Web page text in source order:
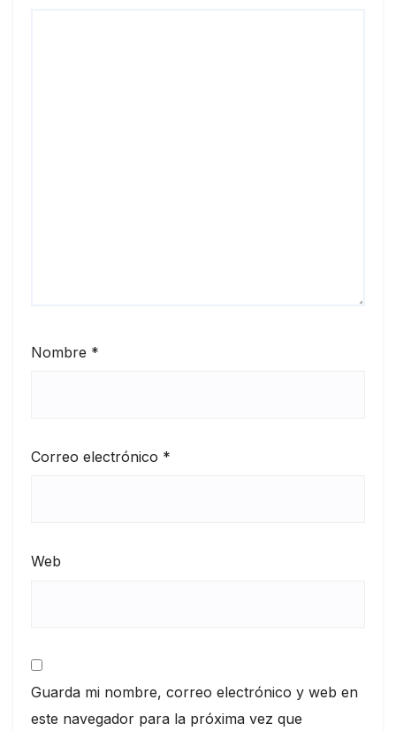
Nombre *
Correo electrónico *
Web
Guarda mi nombre, correo electrónico y web en
este navegador para la próxima vez que